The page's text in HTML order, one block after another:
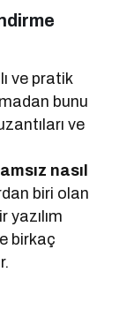
ve pratik
bunu
ve
nasıl
biri olan
yazılım
birkaç